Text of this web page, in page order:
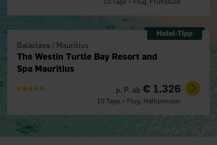
Balaclava / Mauritius
The Westin Turtle Bay Resort and
Spa Mauritius
p. P. ab € 1.326
10 Tage + Flug, Halbpension